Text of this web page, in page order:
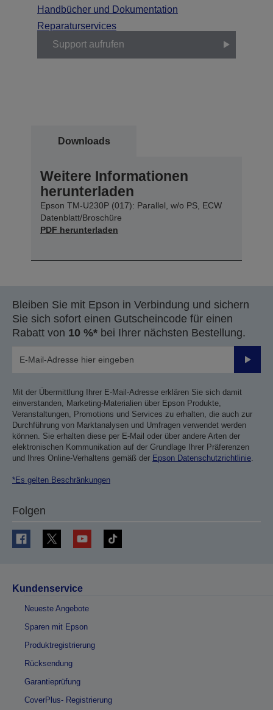
Handbücher und Dokumentation
Reparaturservices
Support aufrufen
Downloads
Weitere Informationen
herunterladen
Epson TM-U230P (017): Parallel, w/o PS, ECW
Datenblatt/Broschüre
PDF herunterladen
Bleiben Sie mit Epson in Verbindung und sichern
Sie sich sofort einen Gutscheincode für einen
Rabatt von 10 %* bei Ihrer nächsten Bestellung.
Mit der Übermittlung Ihrer E-Mail-Adresse erklären Sie sich damit
einverstanden, Marketing-Materialien über Epson Produkte,
Veranstaltungen, Promotions und Services zu erhalten, die auch zur
Durchführung von Marktanalysen und Umfragen verwendet werden
können. Sie erhalten diese per E-Mail oder über andere Arten der
elektronischen Kommunikation auf der Grundlage Ihrer Präferenzen
und Ihres Online-Verhaltens gemäß der Epson Datenschutzrichtlinie
*Es gelten Beschränkungen
Folgen
Kundenservice
Neueste Angebote
Sparen mit Epson
Produktregistrierung
Rücksendung
Garantieprüfung
CoverPlus- Registrierung